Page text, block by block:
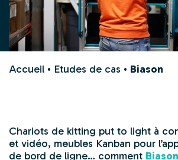
Accueil • Etudes de cas • Biason
Chariots de kitting put to light à
et vidéo, meubles Kanban pour
de bord de ligne… comment Biason